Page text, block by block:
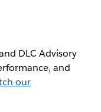
DLC Advisory
and
our